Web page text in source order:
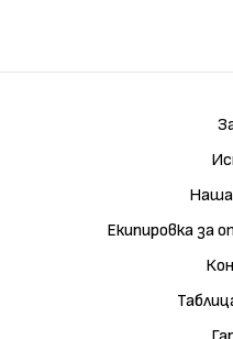
Екипировка за